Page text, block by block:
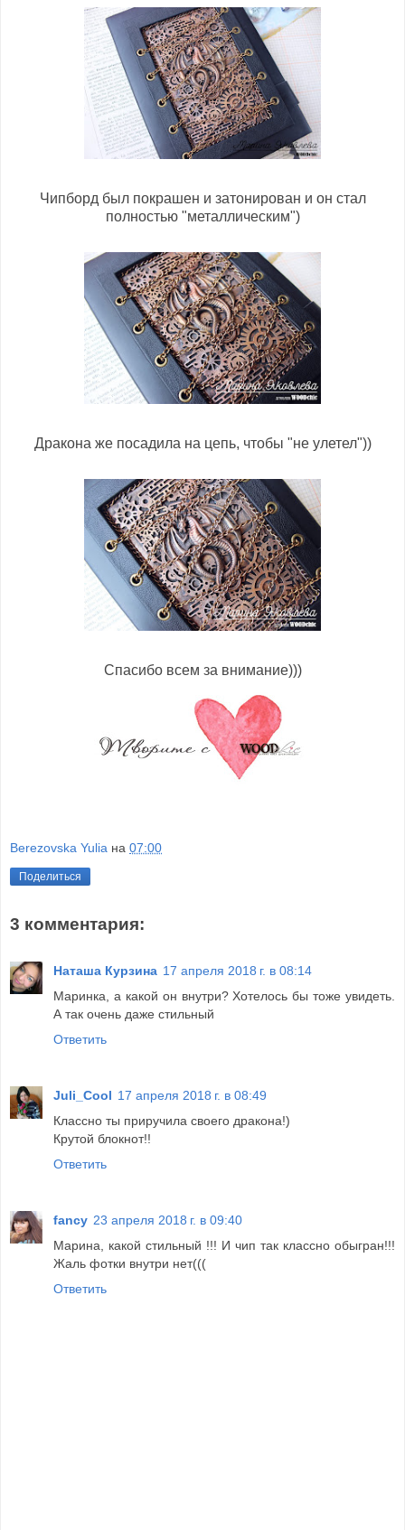
Чипборд был покрашен и затонирован и он стал
полностью "металлическим")
Дракона же посадила на цепь, чтобы "не улетел"))
Спасибо всем за внимание)))
Berezovska Yulia на 07:00
Поделиться
3 комментария:
Наташа Курзина 17 апреля 2018 г. в 08:14
Маринка, а какой он внутри? Хотелось бы тоже увидеть.
А так очень даже стильный
Ответить
Juli_Cool 17 апреля 2018 г. в 08:49
Классно ты приручила своего дракона!)
Крутой блокнот!!
Ответить
fancy 23 апреля 2018 г. в 09:40
Марина, какой стильный !!! И чип так классно обыгран!!!
Жаль фотки внутри нет(((
Ответить